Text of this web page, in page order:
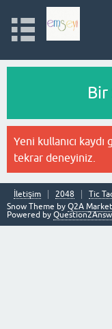
Bir
Yeni kullanıcı kaydı
tekrar deneyiniz.
İletişim 2048 Tic
Snow Theme by Q2A Market
Powered by